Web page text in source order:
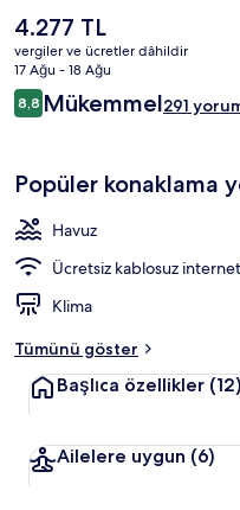
Şu
anki
fiyat
4.277 TL
4.277 TL
vergiler ve ücretler dâhildir
17 Ağu - 18 Ağu
Yorumlar
8,88,8/10
Mükemmel291
Popüler konaklama
Havuz
Ücretsiz kablosuz internet
Klima
Tümünü göster
Başlıca özellikler (12)
Ailelere uygun (6)